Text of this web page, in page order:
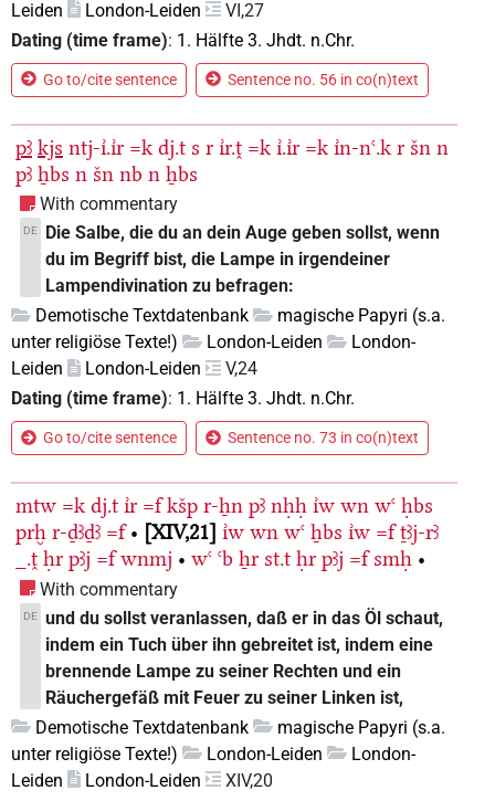
Leiden London-Leiden
VI,27
Dating (time frame): 1. Hälfte 3. Jhdt. n.Chr.
Go to/cite sentence Sentence no. 56 in co(n)text
pꜣ kjs ntj-ı͗.ı͗r =k dj.t s r ı͗r.ṱ =k ı͗.ı͗r =k ı͗n-nꜥ.k r šn n
pꜣ ẖbs n šn nb n ẖbs
With commentary
DE
Die Salbe, die du an dein Auge geben sollst, wenn
du im Begriff bist, die Lampe in irgendeiner
Lampendivination zu befragen:
Demotische Textdatenbank
magische Papyri (s.a.
unter religiöse Texte!)
London-Leiden
London-
Leiden
London-Leiden
V,24
Dating (time frame): 1. Hälfte 3. Jhdt. n.Chr.
Go to/cite sentence Sentence no. 73 in co(n)text
mtw =k dj.t ı͗r =f kšp r-ẖn pꜣ nḥḥ ı͗w wn wꜥ ḥbs
prḫ r-ḏꜣḏꜣ =f • XIV,21 ı͗w wn wꜥ ẖbs ı͗w =f ṯꜣj-rꜣ
_.ṱ ḥr pꜣj =f wnmj • wꜥ ꜥb ẖr st.t ḥr pꜣj =f smḥ •
With commentary
DE
und du sollst veranlassen, daß er in das Öl schaut,
indem ein Tuch über ihn gebreitet ist, indem eine
brennende Lampe zu seiner Rechten und ein
Räuchergefäß mit Feuer zu seiner Linken ist,
Demotische Textdatenbank
magische Papyri (s.a.
unter religiöse Texte!)
London-Leiden
London-
Leiden
London-Leiden
XIV,20